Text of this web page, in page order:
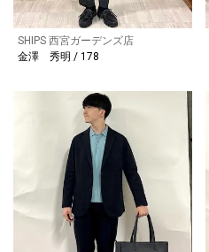
SHIPS 西宮ガーデンズ店
金澤 秀明 / 178